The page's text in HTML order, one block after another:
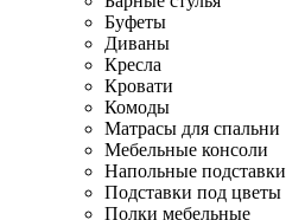
Буфеты
Диваны
Кресла
Кровати
Комоды
Матрасы для спальни
Мебельные консоли
Напольные подставки
Подставки под цветы
Полки мебельные